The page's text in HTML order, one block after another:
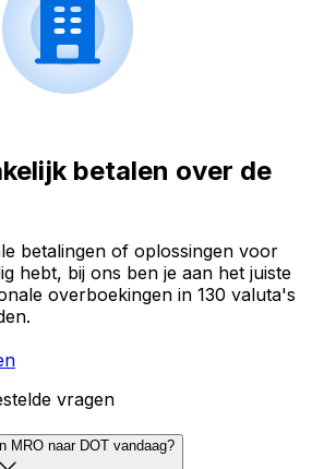
betalen over de
betalingen of oplossingen voor
hebt, bij ons ben je aan het juiste
overboekingen in 130 valuta's
vragen
MRO naar DOT vandaag?